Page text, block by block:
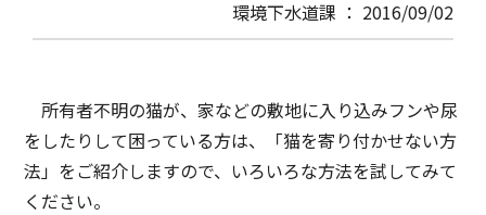
環境下水道課 ： 2016/09/02
所有者不明の猫が、家などの敷地に入り込みフンや尿
をしたりして困っている方は、「猫を寄り付かせない方
法」をご紹介しますので、いろいろな方法を試してみて
ください。